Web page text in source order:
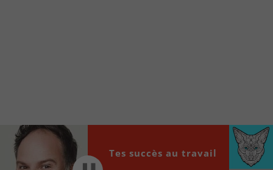
locale vous sont maintenant accessibles en un clic!
Audio
Player
00:00
Tes succès au travail